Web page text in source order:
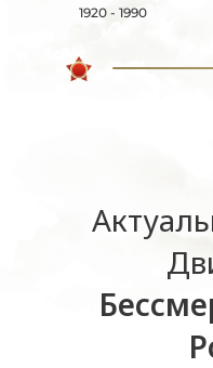
1920 - 1990